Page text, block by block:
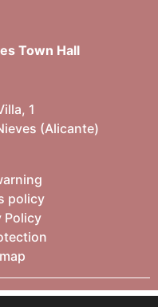
Town Hall
1
(Alicante)
policy
Policy